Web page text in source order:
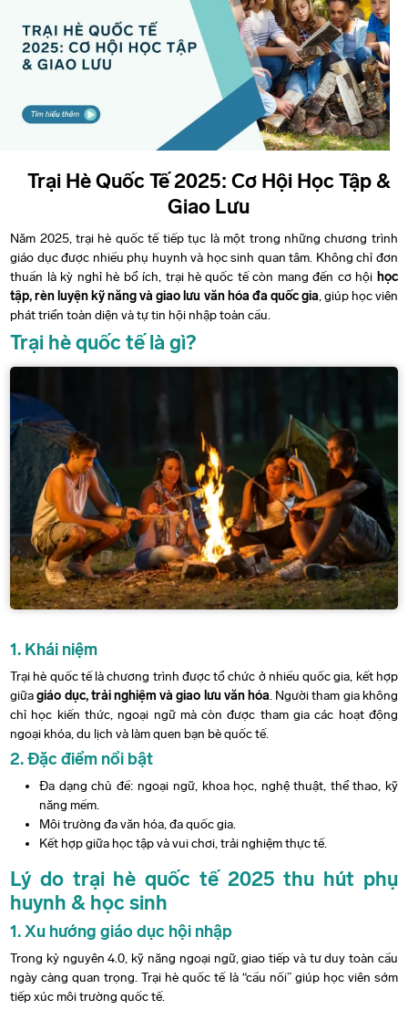
TESOL Dual Diploma
Digital Marketing
Hospitality
Beauty English
IELTS
GC Winter Camp 2026 – Dankook University (Korea)
GC Summer Camp 2026 – Dankook University
GC Summer Camp 2026 – Soongsil University
GC Summer Camp 2026 – Trinity Western University
Trại Hè Quốc Tế 2025: Cơ Hội Học Tập &
Giao Lưu
Năm 2025, trại hè quốc tế tiếp tục là một trong những chương trình
giáo dục được nhiều phụ huynh và học sinh quan tâm. Không chỉ đơn
thuần là kỳ nghỉ hè bổ ích, trại hè quốc tế còn mang đến cơ hội học
tập, rèn luyện kỹ năng và giao lưu văn hóa đa quốc gia, giúp học viên
phát triển toàn diện và tự tin hội nhập toàn cầu.
Trại hè quốc tế là gì?
1. Khái niệm
Trại hè quốc tế là chương trình được tổ chức ở nhiều quốc gia, kết hợp
giữagiáo dục, trải nghiệm và giao lưu văn hóa. Người tham gia không
chỉ học kiến thức, ngoại ngữ mà còn được tham gia các hoạt động
ngoại khóa, du lịch và làm quen bạn bè quốc tế.
2. Đặc điểm nổi bật
Đa dạng chủ đề: ngoại ngữ, khoa học, nghệ thuật, thể thao, kỹ
năng mềm.
Môi trường đa văn hóa, đa quốc gia.
Kết hợp giữa học tập và vui chơi, trải nghiệm thực tế.
Lý do trại hè quốc tế 2025 thu hút phụ
huynh & học sinh
1. Xu hướng giáo dục hội nhập
Trong kỷ nguyên 4.0, kỹ năng ngoại ngữ, giao tiếp và tư duy toàn cầu
ngày càng quan trọng. Trại hè quốc tế là “cầu nối” giúp học viên sớm
tiếp xúc môi trường quốc tế.